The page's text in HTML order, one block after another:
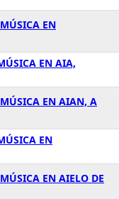
EN
EN AIA,
EN AIAN, A
EN
EN AIELO DE